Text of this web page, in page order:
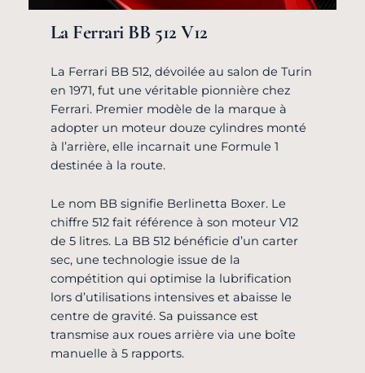
La Ferrari BB 512 V12
La Ferrari BB 512, dévoilée au salon de Turin
en 1971, fut une véritable pionnière chez
Ferrari. Premier modèle de la marque à
adopter un moteur douze cylindres monté
à l’arrière, elle incarnait une Formule 1
destinée à la route.
Le nom BB signifie Berlinetta Boxer. Le
chiffre 512 fait référence à son moteur V12
de 5 litres. La BB 512 bénéficie d’un carter
sec, une technologie issue de la
compétition qui optimise la lubrification
lors d’utilisations intensives et abaisse le
centre de gravité. Sa puissance est
transmise aux roues arrière via une boîte
manuelle à 5 rapports.